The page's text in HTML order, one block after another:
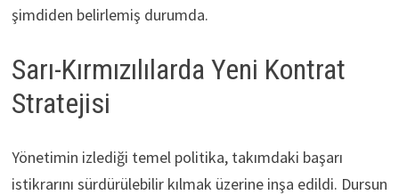
şimdiden belirlemiş durumda.
Sarı-Kırmızılılarda Yeni Kontrat
Stratejisi
Yönetimin izlediği temel politika, takımdaki başarı
istikrarını sürdürülebilir kılmak üzerine inşa edildi. Dursun